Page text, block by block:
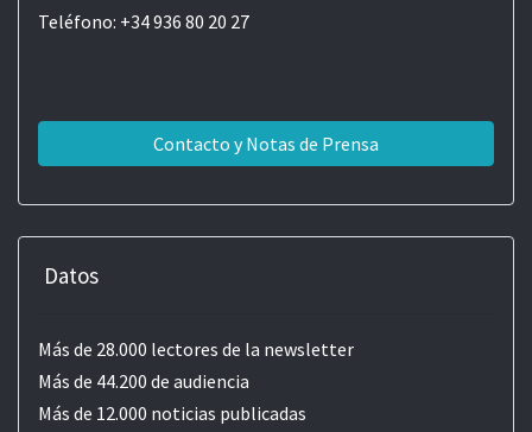
Teléfono: +34 936 80 20 27
Contacto y Notas de Prensa
Datos
Más de 28.000 lectores de la newsletter
Más de 44.200 de audiencia
Más de 12.000 noticias publicadas